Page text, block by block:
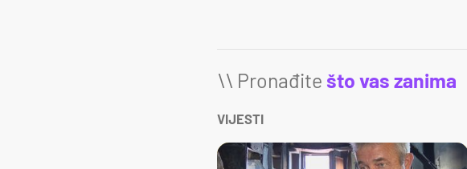
\\ Pronađite što vas zanima
VIJESTI